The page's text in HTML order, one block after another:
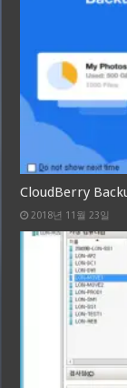
CloudBerry
2018년 11월 23일